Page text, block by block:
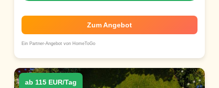
Zum Angebot
Ein Partner-Angebot von HomeToGo
ab 115 EUR/Tag